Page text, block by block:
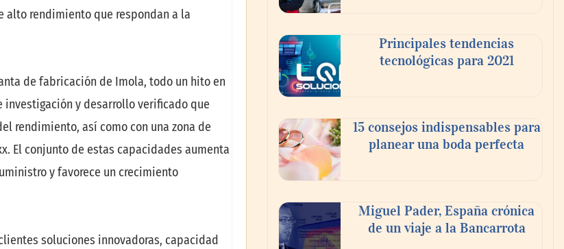
alto rendimiento que respondan a la
de fabricación de Imola, todo un hito en
investigación y desarrollo verificado que
rendimiento, así como con una zona de
El conjunto de estas capacidades aumenta
y favorece un crecimiento
soluciones innovadoras, capacidad
Principales tendencias
tecnológicas para 2021
15 consejos indispensables para
planear una boda perfecta
Miguel Pader, España crónica
de un viaje a la Bancarrota